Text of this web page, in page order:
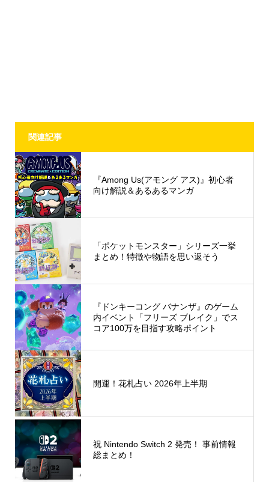
関連記事
『Among Us(アモング アス)』初心者
向け解説＆あるあるマンガ
「ポケットモンスター」シリーズ一挙
まとめ！特徴や物語を思い返そう
『ドンキーコング バナンザ』のゲーム
内イベント「フリーズ ブレイク」でス
コア100万を目指す攻略ポイント
開運！花札占い 2026年上半期
祝 Nintendo Switch 2 発売！ 事前情報
総まとめ！